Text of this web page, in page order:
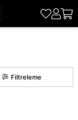
Filtreleme